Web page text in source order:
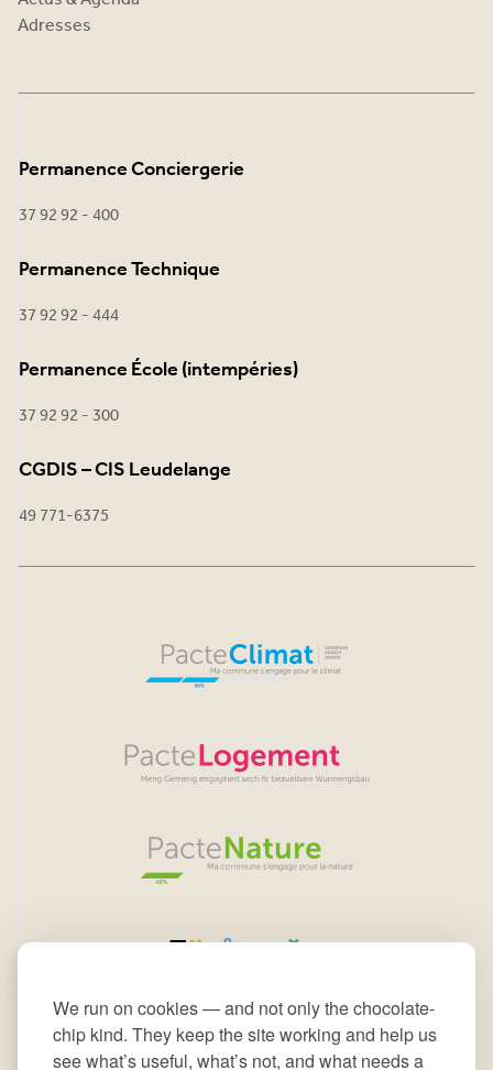
We run on cookies — and not only the chocolate-
chip kind. They keep the site working and help us
see what’s useful, what’s not, and what needs a
Adresses
Permanence Conciergerie
37 92 92 - 400
Permanence Technique
37 92 92 - 444
Permanence École (intempéries)
37 92 92 - 300
CGDIS – CIS Leudelange
49 771-6375